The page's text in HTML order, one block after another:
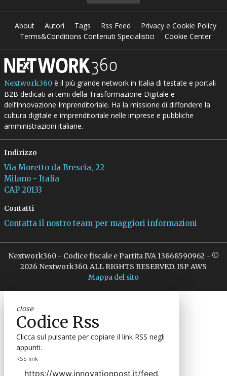
About Autori Tags Rss Feed
Privacy e Cookie Policy
Terms&Conditions Contenuti Specialistici
Cookie Center
Nextwork360è il più grande network in Italia di testate e portali
B2B dedicati ai temi della Trasformazione Digitale e
dell’Innovazione Imprenditoriale. Ha la missione di diffondere la
cultura digitale e imprenditoriale nelle imprese e pubbliche
amministrazioni italiane.
Indirizzo
Via Moretto da Brescia, 22
Milano - Italia
CAP 20133
Contatti
Contatta il nostro team per maggiori informazioni
Nextwork360 - Codice fiscale e Partita IVA 13868590962 - ©
2026 Nextwork360. ALL RIGHTS RESERVED. ISP AWS
Mappa del sito
close
Codice Rss
Clicca sul pulsante per copiare il link RSS negli
appunti.
RSS link